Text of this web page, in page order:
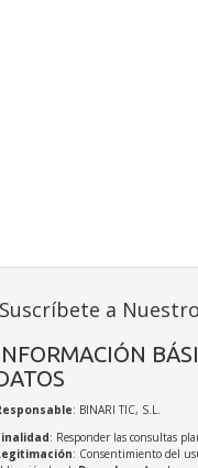
a
: BINARI TIC, S.L.
: Responder las consultas
: Consentimiento del